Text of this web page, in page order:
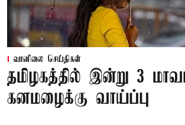
வானிலை செய்திகள்
தமிழகத்தில் இன்று 3
கனமழைக்கு வாய்ப்பு